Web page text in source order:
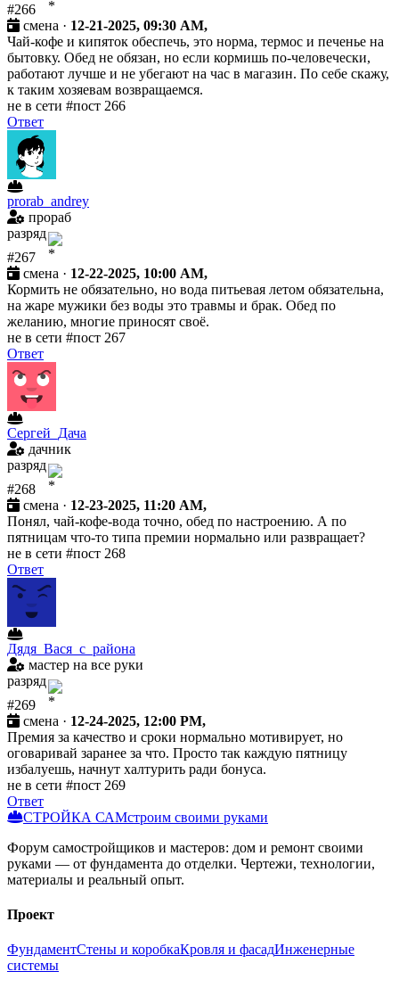
#266
смена · 12-21-2025, 09:30 AM,
Чай-кофе и кипяток обеспечь, это норма, термос и печенье на
бытовку. Обед не обязан, но если кормишь по-человечески,
работают лучше и не убегают на час в магазин. По себе скажу,
к таким хозяевам возвращаемся.
не в сети #пост 266
Ответ
prorab_andrey
прораб
разряд
#267
смена · 12-22-2025, 10:00 AM,
Кормить не обязательно, но вода питьевая летом обязательна,
на жаре мужики без воды это травмы и брак. Обед по
желанию, многие приносят своё.
не в сети #пост 267
Ответ
Сергей_Дача
дачник
разряд
#268
смена · 12-23-2025, 11:20 AM,
Понял, чай-кофе-вода точно, обед по настроению. А по
пятницам что-то типа премии нормально или развращает?
не в сети #пост 268
Ответ
Дядя_Вася_с_района
мастер на все руки
разряд
#269
смена · 12-24-2025, 12:00 PM,
Премия за качество и сроки нормально мотивирует, но
оговаривай заранее за что. Просто так каждую пятницу
избалуешь, начнут халтурить ради бонуса.
не в сети #пост 269
Ответ
СТРОЙКА САМстроим своими руками
Форум самостройщиков и мастеров: дом и ремонт своими
руками — от фундамента до отделки. Чертежи, технологии,
материалы и реальный опыт.
Проект
ФундаментСтены и коробкаКровля и фасадИнженерные
системы